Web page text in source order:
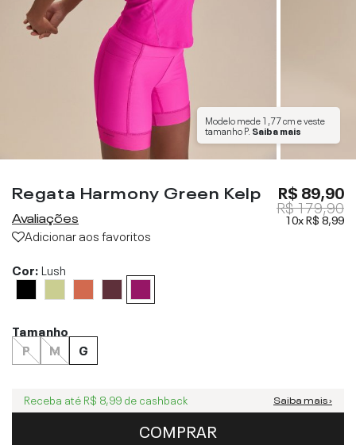
Modelo mede1,77 cme veste
tamanhoP. Saiba mais
Regata Harmony Green Kelp
Avaliações
Adicionar aos favoritos
R$ 89,90
R$ 179,90
10xR$ 8,99
Cor:Lush
Tamanho
P
M G
Receba até R$ 8,99 de cashback Saiba mais ›
COMPRAR